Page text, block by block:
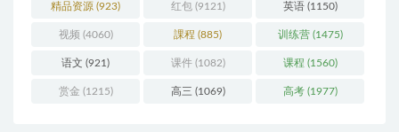
精品资源 (923) 红包(9121) 英语(1150)
视频 (4060) 課程 (885) 训练营(1475)
语文 (921) 课件(1082) 课程 (1560)
赏金 (1215) 高三 (1069) 高考(1977)